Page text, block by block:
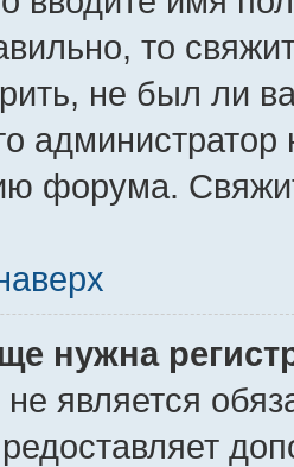
то
не был ли
администратор
форума.
нужна
не является